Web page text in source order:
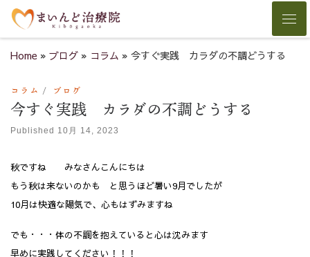
Skip to content
Home » ブログ » コラム » 今すぐ実践 カラダの不調どうする
コラム ブログ
今すぐ実践 カラダの不調どうする
Published 10月 14, 2023
秋ですね みなさんこんにちは
もう秋は来ないのかも と思うほど暑い9月でしたが
10月は快適な陽気で、心もはずみますね
でも・・・体の不調を抱えていると心は沈みます
早めに実践してください！！！